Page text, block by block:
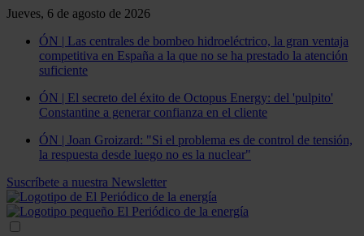
Jueves, 6 de agosto de 2026
ÓN | Las centrales de bombeo hidroeléctrico, la gran ventaja
competitiva en España a la que no se ha prestado la atención
suficiente
ÓN | El secreto del éxito de Octopus Energy: del 'pulpito'
Constantine a generar confianza en el cliente
ÓN | Joan Groizard: "Si el problema es de control de tensión,
la respuesta desde luego no es la nuclear"
Suscríbete a nuestra Newsletter